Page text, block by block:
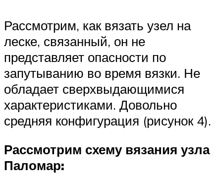
Рассмотрим, как вязать узел на
леске, связанный, он не
представляет опасности по
запутыванию во время вязки. Не
обладает сверхвыдающимися
характеристиками. Довольно
средняя конфигурация (рисунок 4).
Рассмотрим схему вязания узла
Паломар: